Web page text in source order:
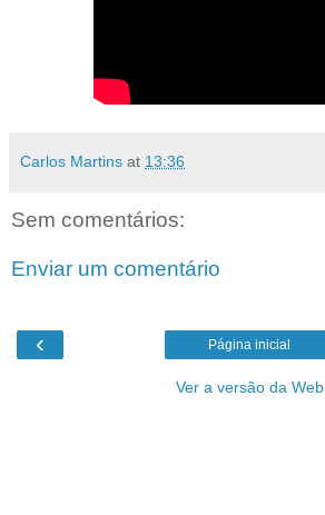
Carlos Martins at 13:36
Sem comentários:
Enviar um comentário
‹ Página inicial
Ver a versão da Web